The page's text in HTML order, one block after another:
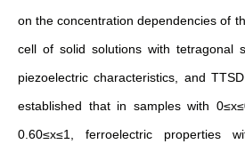
on the concentration dependencies of
cell of solid solutions with tetragonal
piezoelectric characteristics, and
established that in samples with
0.60≤x≤1, ferroelectric properties